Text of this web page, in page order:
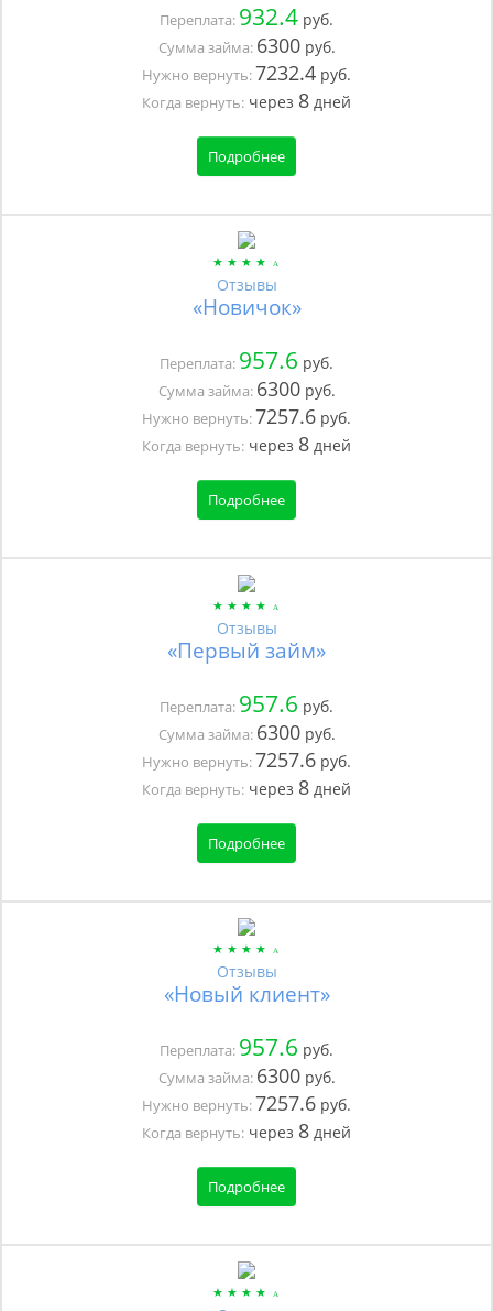
Переплата: 932.4 руб.
Сумма займа: 6300руб.
Нужно вернуть:7232.4 руб.
Когда вернуть: через 8 дней
Подробнее
Отзывы
«Новичок»
Переплата: 957.6 руб.
Сумма займа: 6300руб.
Нужно вернуть:7257.6 руб.
Когда вернуть: через 8 дней
Подробнее
Отзывы
«Первый займ»
Переплата: 957.6 руб.
Сумма займа: 6300руб.
Нужно вернуть:7257.6 руб.
Когда вернуть: через 8 дней
Подробнее
Отзывы
«Новый клиент»
Переплата: 957.6 руб.
Сумма займа: 6300руб.
Нужно вернуть:7257.6 руб.
Когда вернуть: через 8 дней
Подробнее